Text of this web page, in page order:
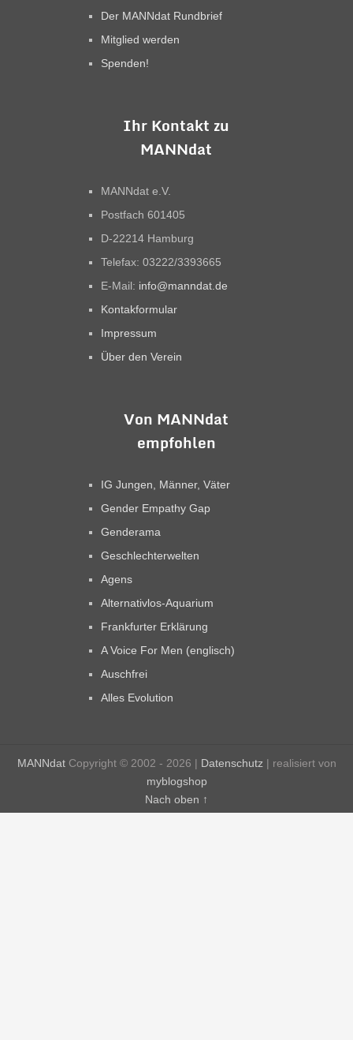
Der MANNdat Rundbrief
Mitglied werden
Spenden!
Ihr Kontakt zu
MANNdat
MANNdat e.V.
Postfach 601405
D-22214 Hamburg
Telefax: 03222/3393665
E-Mail: info@manndat.de
Kontakformular
Impressum
Über den Verein
Von MANNdat
empfohlen
IG Jungen, Männer, Väter
Gender Empathy Gap
Genderama
Geschlechterwelten
Agens
Alternativlos-Aquarium
Frankfurter Erklärung
A Voice For Men (englisch)
Auschfrei
Alles Evolution
MANNdatCopyright © 2002 - 2026 | Datenschutz | realisiert von
myblogshop
Nach oben ↑